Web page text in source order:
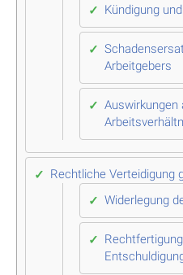
Kündigung
Arbeitgebers
Auswirkungen
Rechtliche Verteidigung
Widerlegung